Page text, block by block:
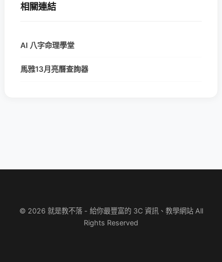
相關連結
AI 八字命理學堂
馬雅13月亮曆查詢器
© 2026 就是教不落 - 給你最豐富的 3C 資訊、教學網站 All
Rights Reserved